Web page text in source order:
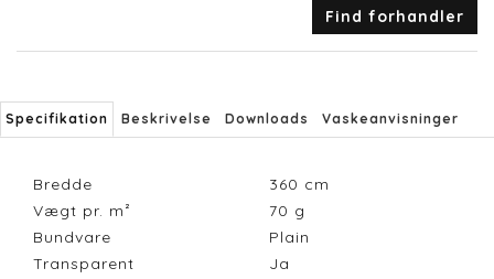
Find forhandler
Specifikation Beskrivelse Downloads Vaskeanvisninger
Bredde 360 cm
Vægt pr. m²
70 g
Bundvare
Plain
Transparent
Ja